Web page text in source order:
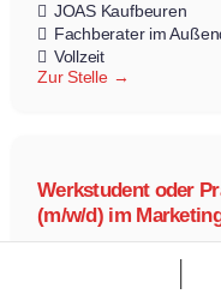
JOAS Kaufbeuren
Fachberater im
Vollzeit
Zur Stelle
Werkstudent oder
(m/w/d) im
Werkstudent oder